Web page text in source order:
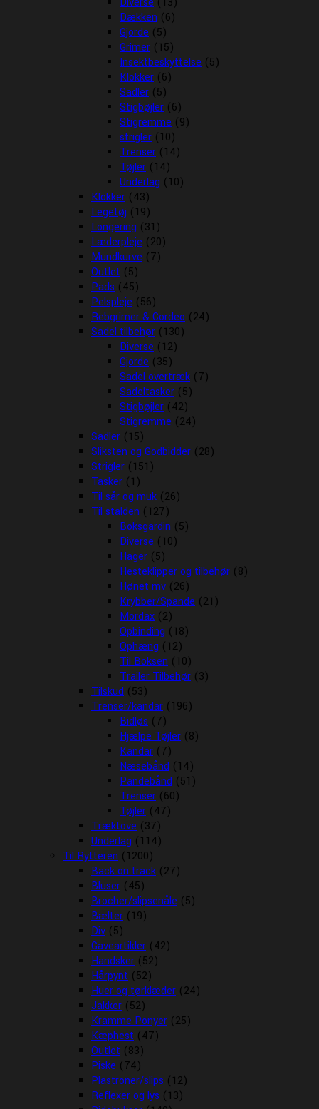
Dækken (6)
Gjorde (5)
Grimer (15)
Insektbeskyttelse (5)
Klokker (6)
Sadler (5)
Stigbøjler (6)
Stigremme (9)
strigler (10)
Trenser (14)
Tøjler (14)
Underlag (10)
Klokker (43)
Legetøj (19)
Longering (31)
Læderpleje (20)
Mundkurve (7)
Outlet (5)
Pads (45)
Pelspleje (56)
Rebgrimer & Cordeo (24)
Sadel tilbehør (130)
Diverse (12)
Gjorde (35)
Sadel overtræk (7)
Sadeltasker (5)
Stigbøjler (42)
Stigremme (24)
Sadler (15)
Sliksten og Godbidder (28)
Strigler (151)
Tasker (1)
Til sår og muk (26)
Til stalden (127)
Boksgardin (5)
Diverse (10)
Hager (5)
Hesteklipper og tilbehør (8)
Hønet mv (26)
Krybber/Spande (21)
Mordax (2)
Opbinding (18)
Ophæng (12)
Til Boksen (10)
Trailer Tilbehør (3)
Tilskud (53)
Trenser/kandar (196)
Bidløs (7)
Hjælpe Tøjler (8)
Kandar (7)
Næsebånd (14)
Pandebånd (51)
Trenser (60)
Tøjler (47)
Træktove (37)
Underlag (114)
Til Rytteren (1200)
Back on track (27)
Bluser (45)
Brocher/slipsenåle (5)
Bælter (19)
Div (5)
Gaveartikler (42)
Handsker (52)
Hårpynt (52)
Huer og tørklæder (24)
Jakker (52)
Kramme Ponyer (25)
Kæphest (47)
Outlet (83)
Piske (74)
Plastroner/slips (12)
Reflexer og lys (13)